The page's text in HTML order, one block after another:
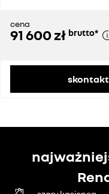
cena
91 600 zł brutto*